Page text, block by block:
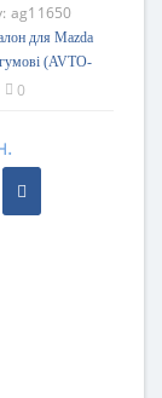
ag11650
для Mazda
(AVTO-
0